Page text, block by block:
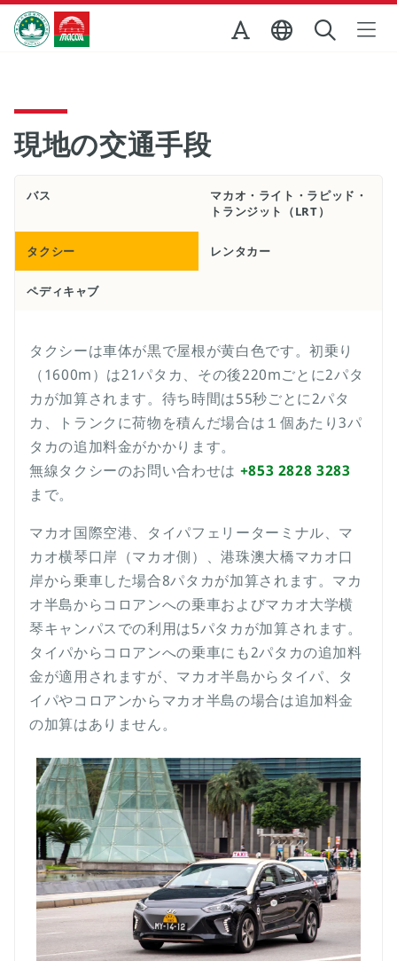
Skip to Main Content
マカオ政府観光局
現地の交通手段
バス
マカオ・ライト・ラピッド・
トランジット（LRT）
タクシー レンタカー
ペディキャブ
タクシーは車体が黒で屋根が黄白色です。初乗り
（1600m）は21パタカ、その後220mごとに2パタ
カが加算されます。待ち時間は55秒ごとに2パタ
カ、トランクに荷物を積んだ場合は１個あたり3パ
タカの追加料金がかかります。
無線タクシーのお問い合わせは +853 2828 3283
まで。
マカオ国際空港、タイパフェリーターミナル、マ
カオ横琴口岸（マカオ側）、港珠澳大橋マカオ口
岸から乗車した場合8パタカが加算されます。マカ
オ半島からコロアンへの乗車およびマカオ大学横
琴キャンパスでの利用は5パタカが加算されます。
タイパからコロアンへの乗車にも2パタカの追加料
金が適用されますが、マカオ半島からタイパ、タ
イパやコロアンからマカオ半島の場合は追加料金
の加算はありません。